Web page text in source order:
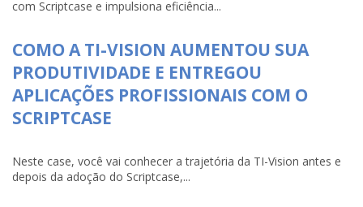
com Scriptcase e impulsiona eficiência...
COMO A TI-VISION AUMENTOU SUA
PRODUTIVIDADE E ENTREGOU
APLICAÇÕES PROFISSIONAIS COM O
SCRIPTCASE
Neste case, você vai conhecer a trajetória da TI-Vision antes e
depois da adoção do Scriptcase,...